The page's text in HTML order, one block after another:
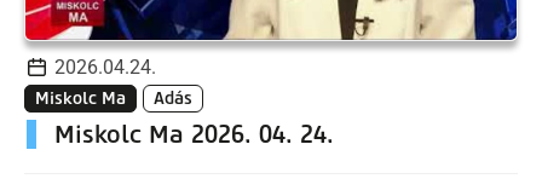
2026.04.24.
Miskolc Ma Adás
Miskolc Ma 2026. 04. 24.